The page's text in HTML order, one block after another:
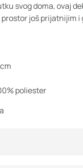
svog doma, ovaj
još prijatnijim
poliester